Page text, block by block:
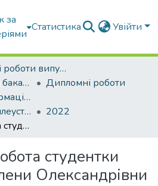
за
Статистика Увійти
Атестаційні роботи випускників
Атестаційні роботи бакалаврів
Дипломні роботи
Факультет геоінформаційних систем та управління територіями
193 Геодезія та землеустрій. Геоінформаційні системи і технології
2022
Атестаційна робота студентки Некрасової Олени Олександрівни
студентки
Олександрівни